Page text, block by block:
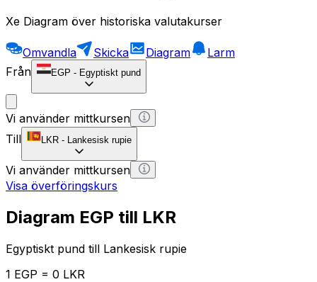
Xe Diagram över historiska valutakurser
Omvandla Skicka Diagram
Larm
Från
EGP - Egyptiskt pund
Vi använder mittkursen
Till
LKR - Lankesisk rupie
Vi använder mittkursen
Visa överföringskurs
Diagram EGP till LKR
Egyptiskt pund till Lankesisk rupie
1 EGP = 0 LKR